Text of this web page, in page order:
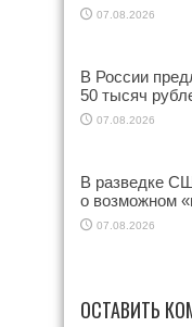
07.08.2026
В России
50 тысяч
07.08.2026
В разведке
о возможном
07.08.2026
ОСТАВИТЬ